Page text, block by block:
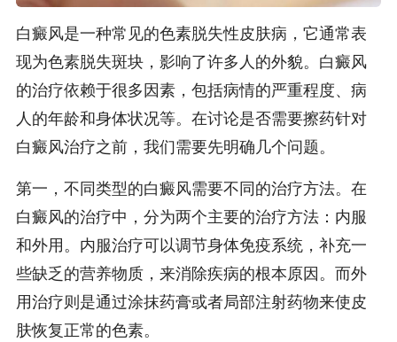
白癜风是一种常见的色素脱失性皮肤病，它通常表
现为色素脱失斑块，影响了许多人的外貌。白癜风
的治疗依赖于很多因素，包括病情的严重程度、病
人的年龄和身体状况等。在讨论是否需要擦药针对
白癜风治疗之前，我们需要先明确几个问题。
第一，不同类型的白癜风需要不同的治疗方法。在
白癜风的治疗中，分为两个主要的治疗方法：内服
和外用。内服治疗可以调节身体免疫系统，补充一
些缺乏的营养物质，来消除疾病的根本原因。而外
用治疗则是通过涂抹药膏或者局部注射药物来使皮
肤恢复正常的色素。